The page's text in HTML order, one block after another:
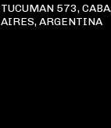
TUCUMAN 573,
AIRES, ARGENTINA